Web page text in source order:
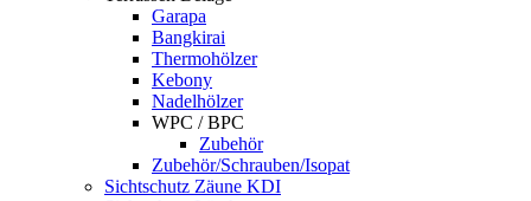
Garapa
Bangkirai
Thermohölzer
Kebony
Nadelhölzer
WPC / BPC
Zubehör
Zubehör/Schrauben/Isopat
Sichtschutz Zäune KDI